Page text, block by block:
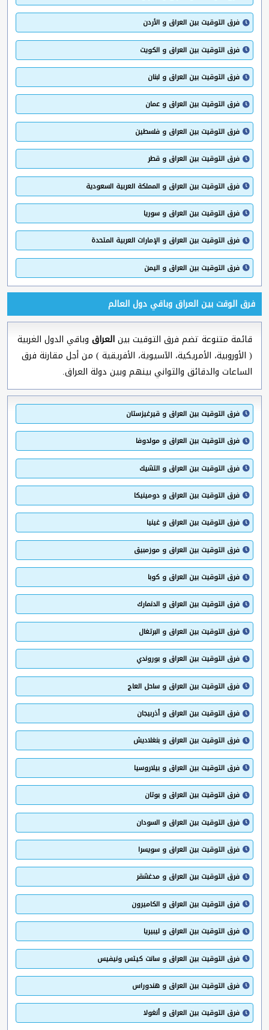
فرق التوقيت بين العراق و الأردن
فرق التوقيت بين العراق و الكويت
فرق التوقيت بين العراق و لبنان
فرق التوقيت بين العراق و عمان
فرق التوقيت بين العراق و فلسطين
فرق التوقيت بين العراق و قطر
فرق التوقيت بين العراق و المملكة العربية السعودية
فرق التوقيت بين العراق و سوريا
فرق التوقيت بين العراق و الإمارات العربية المتحدة
فرق التوقيت بين العراق و اليمن
فرق الوقت بين العراق وباقي دول العالم
قائمة متنوعة تضم فرق التوقيت بينالعراق وباقي الدول الغربية
( الأوروبية، الأمريكية، الآسيوية، الأفريقية ) من أجل مقارنة فرق
الساعات والدقائق والثواني بينهم وبين دولة العراق.
فرق التوقيت بين العراق و قيرغيزستان
فرق التوقيت بين العراق و مولدوفا
فرق التوقيت بين العراق و التشيك
فرق التوقيت بين العراق و دومينيكا
فرق التوقيت بين العراق و غينيا
فرق التوقيت بين العراق و موزمبيق
فرق التوقيت بين العراق و كوبا
فرق التوقيت بين العراق و الدنمارك
فرق التوقيت بين العراق و البرتغال
فرق التوقيت بين العراق و بوروندي
فرق التوقيت بين العراق و ساحل العاج
فرق التوقيت بين العراق و أذربيجان
فرق التوقيت بين العراق و بنغلاديش
فرق التوقيت بين العراق و بيلاروسيا
فرق التوقيت بين العراق و بوتان
فرق التوقيت بين العراق و السودان
فرق التوقيت بين العراق و سويسرا
فرق التوقيت بين العراق و مدغشقر
فرق التوقيت بين العراق و الكاميرون
فرق التوقيت بين العراق و ليبيريا
فرق التوقيت بين العراق و سانت كيتس ونيفيس
فرق التوقيت بين العراق و هندوراس
فرق التوقيت بين العراق و أنغولا